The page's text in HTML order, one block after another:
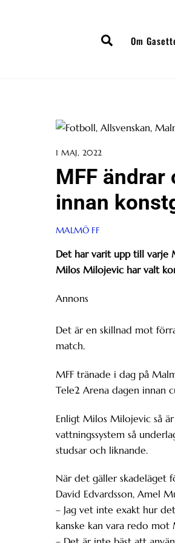
Search
Om
1 MAJ, 2022
MFF
innan
MALMÖ FF
Det har varit upp till varje
Milos Milojevic har valt
Annons
Det är en skillnad mot
match.
MFF tränade i dag på
Tele2 Arena dagen innan
Enligt Milos Milojevic så
vattningssystem så
studsar och liknande.
När det gäller skadeläget
David Edvardsson, Amel
– Jag vet inte exakt hur
kanske kan vara redo